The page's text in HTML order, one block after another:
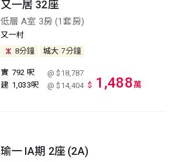
又一居 32座
低層 A室 3房 (1套房)
又一村
8分鐘
城大 7分鐘
實 792 呎
@ $18,787
建 1,033呎 @ $14,404 $ 1,488萬
瑜一 IA期 2座 (2A)